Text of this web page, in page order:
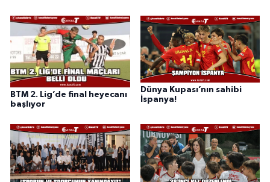
BTM 2. Lig’de final heyecanı
başlıyor
Dünya Kupası’nın sahibi
İspanya!